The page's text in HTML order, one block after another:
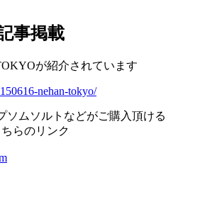
事掲載
が紹介されています
nehan-tokyo/
ソムソルトなどがご購入頂ける
らのリンク